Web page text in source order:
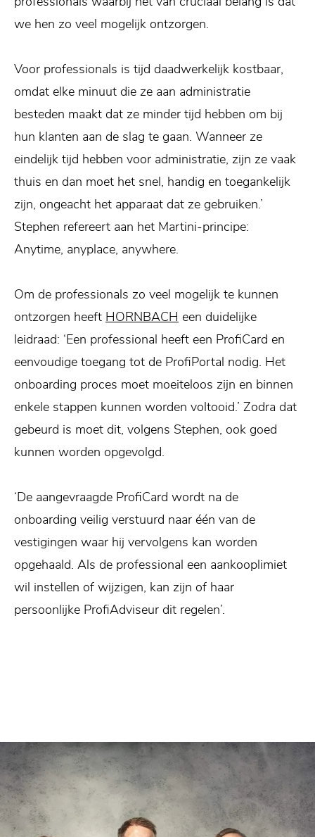
we hen zo veel mogelijk ontzorgen.
Voor professionals is tijd daadwerkelijk kostbaar,
omdat elke minuut die ze aan administratie
besteden maakt dat ze minder tijd hebben om bij
hun klanten aan de slag te gaan. Wanneer ze
eindelijk tijd hebben voor administratie, zijn ze vaak
thuis en dan moet het snel, handig en toegankelijk
zijn, ongeacht het apparaat dat ze gebruiken.’
Stephen refereert aan het Martini-principe:
Anytime, anyplace, anywhere.
Om de professionals zo veel mogelijk te kunnen
ontzorgen heeft HORNBACH een duidelijke
leidraad: ‘Een professional heeft een ProfiCard en
eenvoudige toegang tot de ProfiPortal nodig. Het
onboarding proces moet moeiteloos zijn en binnen
enkele stappen kunnen worden voltooid.’ Zodra dat
gebeurd is moet dit, volgens Stephen, ook goed
kunnen worden opgevolgd.
‘De aangevraagde ProfiCard wordt na de
onboarding veilig verstuurd naar één van de
vestigingen waar hij vervolgens kan worden
opgehaald. Als de professional een aankooplimiet
wil instellen of wijzigen, kan zijn of haar
persoonlijke ProfiAdviseur dit regelen’.